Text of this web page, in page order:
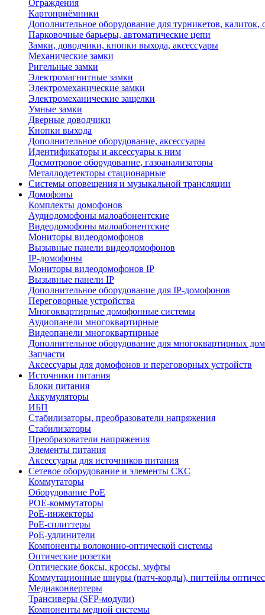
Ограждения
Картоприёмники
Дополнительное оборудование для турникетов, калиток,
Парковочные барьеры, автоматические цепи
Замки, доводчики, кнопки выхода, аксессуары
Механические замки
Ригельные замки
Электромагнитные замки
Электромеханические замки
Электромеханические защелки
Умные замки
Дверные доводчики
Кнопки выхода
Дополнительное оборудование, аксессуары
Идентификаторы и аксессуары к ним
Досмотровое оборудование, газоанализаторы
Металлодетекторы стационарные
Системы оповещения и музыкальной трансляции
Домофоны
Комплекты домофонов
Аудиодомофоны малоабонентские
Видеодомофоны малоабонентские
Мониторы видеодомофонов
Вызывные панели видеодомофонов
IP-домофоны
Мониторы видеодомофонов IP
Вызывные панели IP
Дополнительное оборудование для IP-домофонов
Переговорные устройства
Многоквартирные домофонные системы
Аудиопанели многоквартирные
Видеопанели многоквартирные
Дополнительное оборудование для многоквартирных
Запчасти
Аксессуары для домофонов и переговорных устройств
Источники питания
Блоки питания
Аккумуляторы
ИБП
Стабилизаторы, преобразователи напряжения
Стабилизаторы
Преобразователи напряжения
Элементы питания
Аксессуары для источников питания
Сетевое оборудование и элементы СКС
Коммутаторы
Оборудование PoE
POE-коммутаторы
PoE-инжекторы
PoE-сплиттеры
PoE-удлинители
Компоненты волоконно-оптической системы
Оптические розетки
Оптические боксы, кроссы, муфты
Коммутационные шнуры (патч-корды), пигтейлы
Медиаконвертеры
Трансиверы (SFP-модули)
Компоненты медной системы